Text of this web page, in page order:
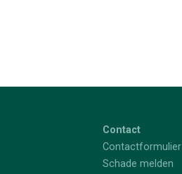
Contact
Contactformulier
Schade melden